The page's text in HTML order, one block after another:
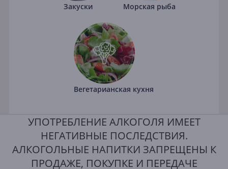
Закуски Морская рыба
Вегетарианская кухня
УПОТРЕБЛЕНИЕ АЛКОГОЛЯ ИМЕЕТ
НЕГАТИВНЫЕ ПОСЛЕДСТВИЯ.
АЛКОГОЛЬНЫЕ НАПИТКИ ЗАПРЕЩЕНЫ К
ПРОДАЖЕ, ПОКУПКЕ И ПЕРЕДАЧЕ